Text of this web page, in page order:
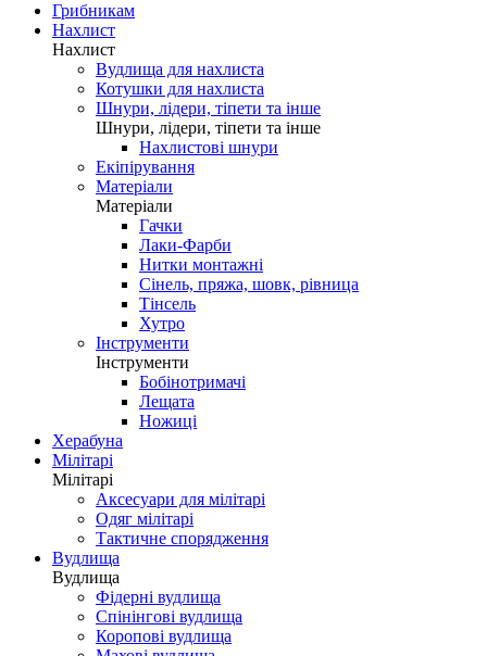
Грибникам
Нахлист
Нахлист
Вудлища для нахлиста
Котушки для нахлиста
Шнури, лідери, тіпети та інше
Шнури, лідери, тіпети та інше
Нахлистові шнури
Екіпірування
Матеріали
Матеріали
Гачки
Лаки-Фарби
Нитки монтажні
Сінель, пряжа, шовк, рівница
Тінсель
Хутро
Інструменти
Інструменти
Бобінотримачі
Лещата
Ножиці
Херабуна
Мілітарі
Мілітарі
Аксесуари для мілітарі
Одяг мілітарі
Тактичне спорядження
Вудлища
Вудлища
Фідерні вудлища
Спінінгові вудлища
Коропові вудлища